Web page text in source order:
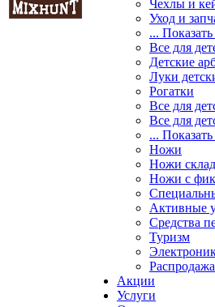
Чехлы и
Уход и
... Показать
Все для
Детские
Луки
Рогатки
Все для
Все для
... Показать
Ножи
Ножи
Ножи с
Активные
Средства
Туризм
Распродажа
Акции
Услуги